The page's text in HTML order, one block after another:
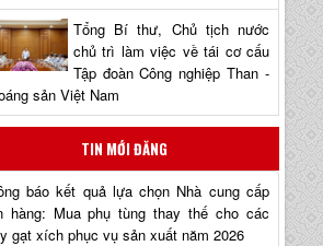
Tổng Bí thư, Chủ tịch nước
chủ trì làm việc về tái cơ cấu
Tập đoàn Công nghiệp Than -
sản Việt Nam
TIN MỚI ĐĂNG
báo kết quả lựa chọn Nhà cung cấp
hàng: Mua phụ tùng thay thế cho các
gạt xích phục vụ sản xuất năm 2026